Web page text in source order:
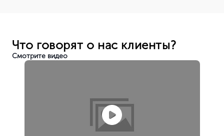
Что говорят о нас клиенты?
Смотрите видео